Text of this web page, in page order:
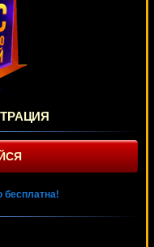
бесплатна!